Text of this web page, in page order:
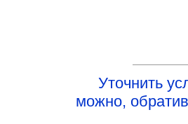
Уточнить
можно,